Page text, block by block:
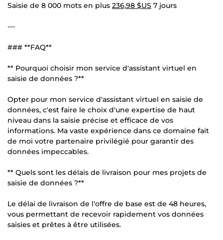
Saisie de 8 000 mots en plus 236,98 $US 7 jours
---
### **FAQ**
** Pourquoi choisir mon service d'assistant virtuel en
saisie de données ?**
Opter pour mon service d'assistant virtuel en saisie de
données, c'est faire le choix d'une expertise de haut
niveau dans la saisie précise et efficace de vos
informations. Ma vaste expérience dans ce domaine fait
de moi votre partenaire privilégié pour garantir des
données impeccables.
** Quels sont les délais de livraison pour mes projets de
saisie de données ?**
Le délai de livraison de l'offre de base est de 48 heures,
vous permettant de recevoir rapidement vos données
saisies et prêtes à être utilisées.